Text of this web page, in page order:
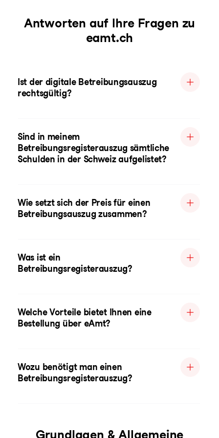
Antworten auf Ihre Fragen zu
eamt.ch
Ist der digitale Betreibungsauszug
rechtsgültig?
Sind in meinem
Betreibungsregisterauszug sämtliche
Schulden in der Schweiz aufgelistet?
Wie setzt sich der Preis für einen
Betreibungsauszug zusammen?
Was ist ein
Betreibungsregisterauszug?
Welche Vorteile bietet Ihnen eine
Bestellung über eAmt?
Wozu benötigt man einen
Betreibungsregisterauszug?
Grundlagen & Allgemeine